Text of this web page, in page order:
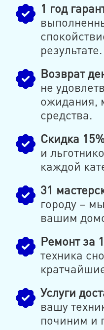
1 год
результате.
Возврат
не
ожидания,
средства.
Скидка
и
каждой
31
городу –
вашим
Ремонт за
техника
Услуги
вашу
починим и